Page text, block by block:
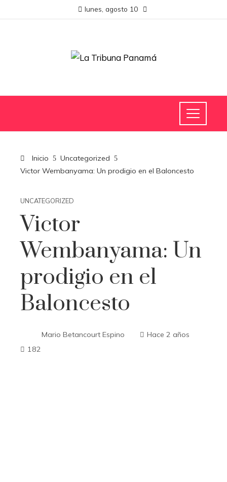
lunes, agosto 10
Inicio
Uncategorized
Victor Wembanyama: Un prodigio en el Baloncesto
UNCATEGORIZED
Victor
Wembanyama: Un
prodigio en el
Baloncesto
Mario Betancourt Espino
Hace 2 años
182